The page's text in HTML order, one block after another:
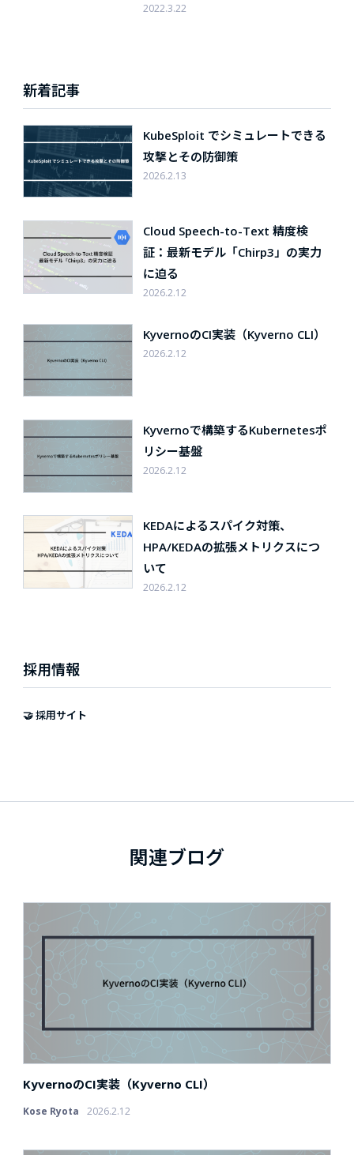
2022.3.22
新着記事
KubeSploit でシミュレートできる
攻撃とその防御策
2026.2.13
Cloud Speech-to-Text 精度検
証：最新モデル「Chirp3」の実力
に迫る
2026.2.12
KyvernoのCI実装（Kyverno CLI）
2026.2.12
Kyvernoで構築するKubernetesポ
リシー基盤
2026.2.12
KEDAによるスパイク対策、
HPA/KEDAの拡張メトリクスにつ
いて
2026.2.12
採用情報
🤝 採用サイト
関連ブログ
KyvernoのCI実装（Kyverno CLI）
Kose Ryota 2026.2.12